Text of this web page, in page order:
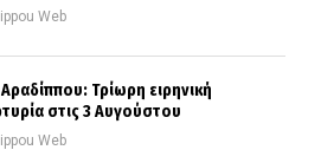
Web
Τρίωρη ειρηνική
στις 3 Αυγούστου
Web